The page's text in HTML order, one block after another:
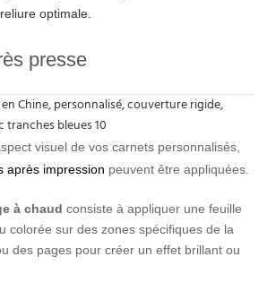
optimale.
presse
visuel de vos carnets personnalisés,
après impression peuvent être appliquées.
à chaud consiste à appliquer une feuille
colorée sur des zones spécifiques de la
des pages pour créer un effet brillant ou